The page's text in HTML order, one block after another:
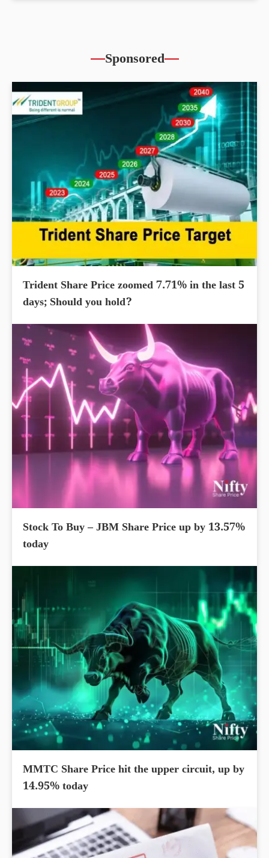
Sponsored
Trident Share Price zoomed 7.71% in the last 5
days; Should you hold?
Stock To Buy – JBM Share Price up by 13.57%
today
MMTC Share Price hit the upper circuit, up by
14.95% today